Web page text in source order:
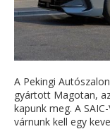
A Pekingi
gyártott Magotan,
kapunk meg. A
várnunk kell egy